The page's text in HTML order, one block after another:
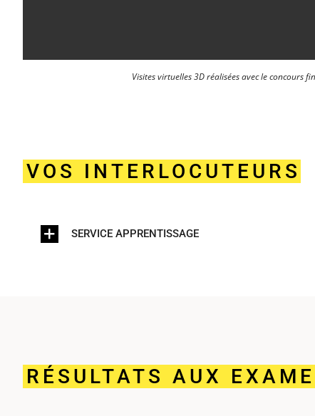
Visites virtuelles 3D réalisées avec le concours
VOS INTERLOCUTEURS
SERVICE APPRENTISSAGE
RÉSULTATS AUX